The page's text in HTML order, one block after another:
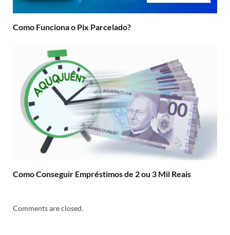
Como Funciona o Pix Parcelado?
Como Conseguir Empréstimos de 2 ou 3 Mil Reais
Comments are closed.